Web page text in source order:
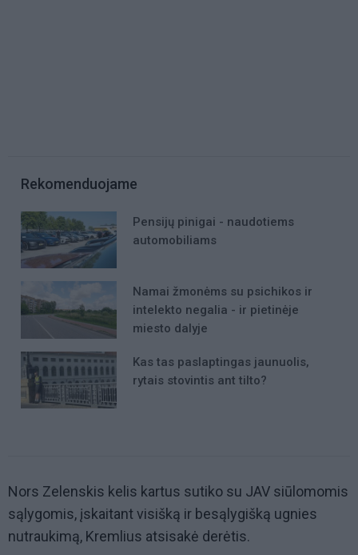
Rekomenduojame
Pensijų pinigai - naudotiems
automobiliams
Namai žmonėms su psichikos ir
intelekto negalia - ir pietinėje
miesto dalyje
Kas tas paslaptingas jaunuolis,
rytais stovintis ant tilto?
Nors Zelenskis kelis kartus sutiko su JAV siūlomomis
sąlygomis, įskaitant visišką ir besąlygišką ugnies
nutraukimą, Kremlius atsisakė derėtis.